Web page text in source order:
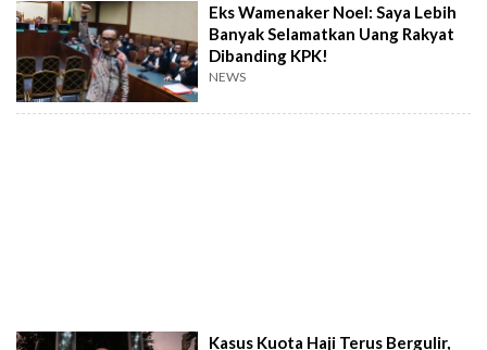
Eks Wamenaker Noel: Saya Lebih
Banyak Selamatkan Uang Rakyat
Dibanding KPK!
NEWS
Kasus Kuota Haji Terus Bergulir,